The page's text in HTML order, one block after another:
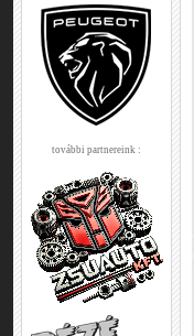
további partnereink :